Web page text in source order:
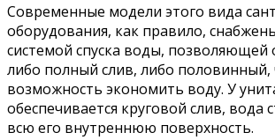
Современные модели этого вида
оборудования, как правило,
системой спуска воды, позволяющей
либо полный слив, либо половинный,
возможность экономить воду. У
обеспечивается круговой слив, вода
всю его внутреннюю поверхность.